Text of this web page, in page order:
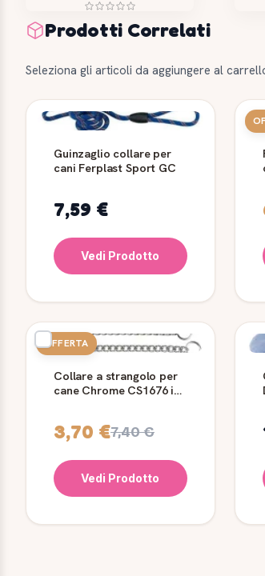
Prodotti Correlati
Seleziona gli articoli da aggiungere al
Guinzaglio collare per
cani Ferplast Sport GC
7,59 €
Vedi Prodotto
OFFERTA
Collare a strangolo per
cane Chrome CS1676 in
3,70 €7,40 €
Vedi Prodotto